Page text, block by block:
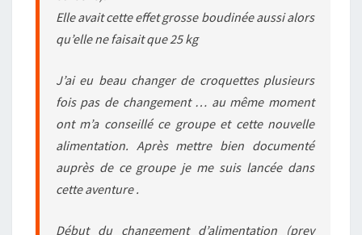
Elle avait cette effet grosse boudinée aussi alors
qu’elle ne faisait que 25 kg
J’ai eu beau changer de croquettes plusieurs
fois pas de changement … au même moment
ont m’a conseillé ce groupe et cette nouvelle
alimentation. Après mettre bien documenté
auprès de ce groupe je me suis lancée dans
cette aventure .
Début du changement d’alimentation (prey